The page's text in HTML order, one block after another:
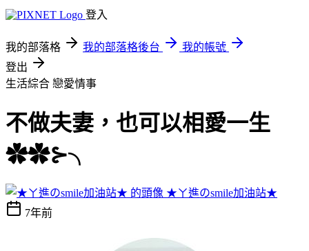
登入
我的部落格 我的部落格後台
我的帳號
登出
生活綜合 戀愛情事
不做夫妻，也可以相愛一生
✿✿⊱╮
★ㄚ進のsmile加油站★
7年前